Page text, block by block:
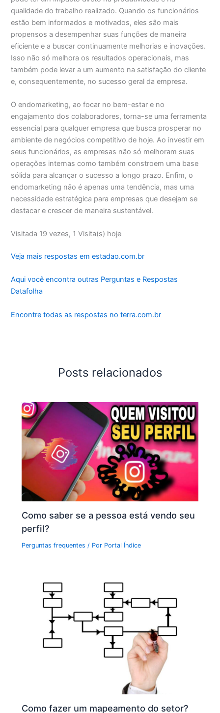
qualidade do trabalho realizado. Quando os funcionários
estão bem informados e motivados, eles são mais
propensos a desempenhar suas funções de maneira
eficiente e a buscar continuamente melhorias e inovações.
Isso não só melhora os resultados operacionais, mas
também pode levar a um aumento na satisfação do cliente
e, consequentemente, no sucesso geral da empresa.
O endomarketing, ao focar no bem-estar e no
engajamento dos colaboradores, torna-se uma ferramenta
essencial para qualquer empresa que busca prosperar no
ambiente de negócios competitivo de hoje. Ao investir em
seus funcionários, as empresas não só melhoram suas
operações internas como também constroem uma base
sólida para alcançar o sucesso a longo prazo. Enfim, o
endomarketing não é apenas uma tendência, mas uma
necessidade estratégica para empresas que desejam se
destacar e crescer de maneira sustentável.
Visitada 19 vezes, 1 Visita(s) hoje
Veja mais respostas em estadao.com.br
Aqui você encontra outras Perguntas e Respostas
Datafolha
Encontre todas as respostas no terra.com.br
Posts relacionados
Como saber se a pessoa está vendo seu
perfil?
Perguntas frequentes / Por Portal Índice
Como fazer um mapeamento do setor?